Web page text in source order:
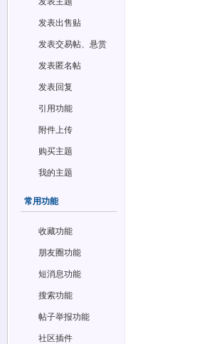
发表出售贴
发表交易帖、悬赏
帖和投票帖
发表匿名帖
发表回复
引用功能
附件上传
购买主题
我的主题
常用功能
收藏功能
朋友圈功能
短消息功能
搜索功能
帖子举报功能
社区插件